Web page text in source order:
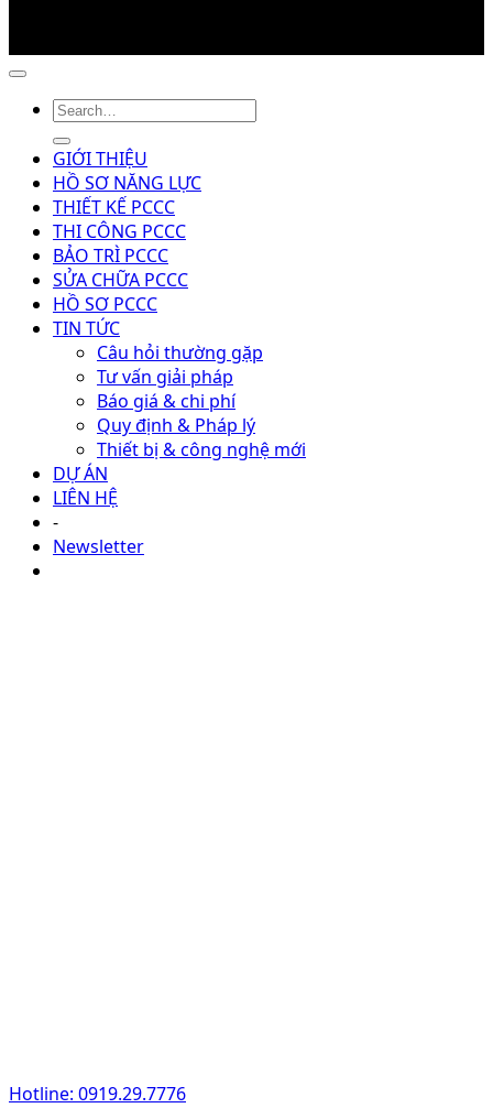
GIỚI THIỆU
HỒ SƠ NĂNG LỰC
THIẾT KẾ PCCC
THI CÔNG PCCC
BẢO TRÌ PCCC
SỬA CHỮA PCCC
HỒ SƠ PCCC
TIN TỨC
Câu hỏi thường gặp
Tư vấn giải pháp
Báo giá & chi phí
Quy định & Pháp lý
Thiết bị & công nghệ mới
DỰ ÁN
LIÊN HỆ
-
Newsletter
Hotline: 0919.29.7776